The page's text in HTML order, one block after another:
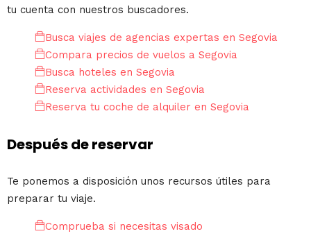
tu cuenta con nuestros buscadores.
Busca viajes de agencias expertas en Segovia
Compara precios de vuelos a Segovia
Busca hoteles en Segovia
Reserva actividades en Segovia
Reserva tu coche de alquiler en Segovia
Después de reservar
Te ponemos a disposición unos recursos útiles para
preparar tu viaje.
Comprueba si necesitas visado